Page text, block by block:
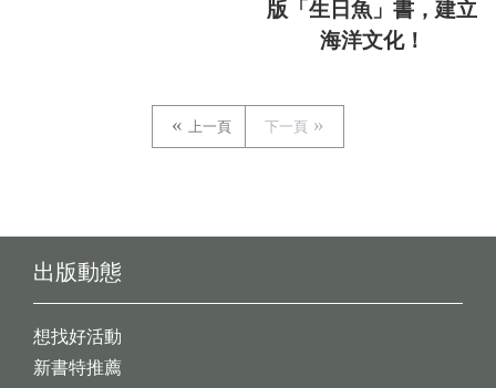
版「生日魚」書，建立
海洋文化！
上一頁 下一頁
出版動態
想找好活動
新書特推薦